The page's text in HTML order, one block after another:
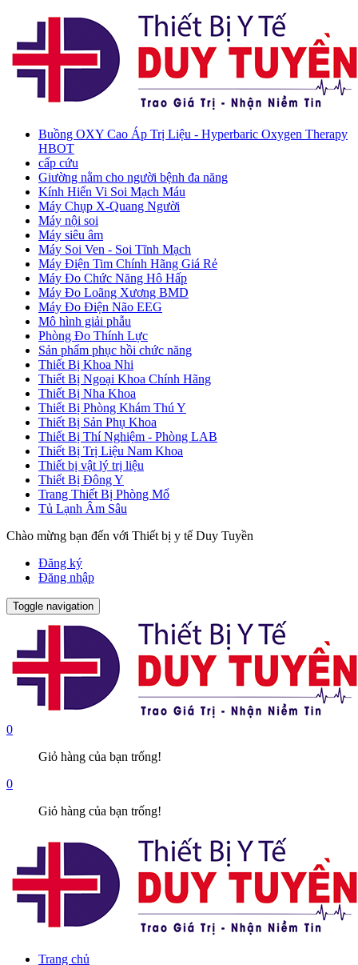
Buồng OXY Cao Áp Trị Liệu - Hyperbaric Oxygen Therapy
HBOT
cấp cứu
Giường nằm cho người bệnh đa năng
Kính Hiển Vi Soi Mạch Máu
Máy Chụp X-Quang Người
Máy nội soi
Máy siêu âm
Máy Soi Ven - Soi Tĩnh Mạch
Máy Điện Tim Chính Hãng Giá Rẻ
Máy Đo Chức Năng Hô Hấp
Máy Đo Loãng Xương BMD
Máy Đo Điện Não EEG
Mô hình giải phẫu
Phòng Đo Thính Lực
Sản phẩm phục hồi chức năng
Thiết Bị Khoa Nhi
Thiết Bị Ngoại Khoa Chính Hãng
Thiết Bị Nha Khoa
Thiết Bị Phòng Khám Thú Y
Thiết Bị Sản Phụ Khoa
Thiết Bị Thí Nghiệm - Phòng LAB
Thiết Bị Trị Liệu Nam Khoa
Thiết bị vật lý trị liệu
Thiết Bị Đông Y
Trang Thiết Bị Phòng Mổ
Tủ Lạnh Âm Sâu
Chào mừng bạn đến với Thiết bị y tế Duy Tuyền
Đăng ký
Đăng nhập
Toggle navigation
0
Giỏ hàng của bạn trống!
0
Giỏ hàng của bạn trống!
Trang chủ